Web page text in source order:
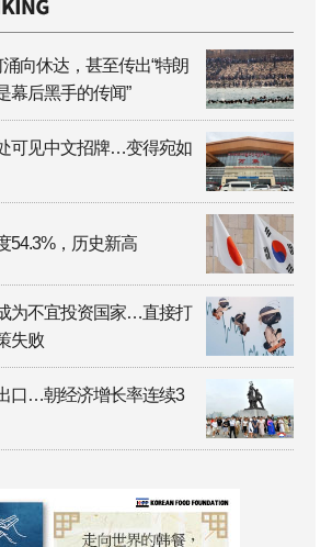
向休达，甚至传出“特朗
幕后黑手的传闻”
可见中文招牌…变得宛如
54.3%，历史新高
为不宜投资国家…直接打
失败
口…朝经济增长率连续3